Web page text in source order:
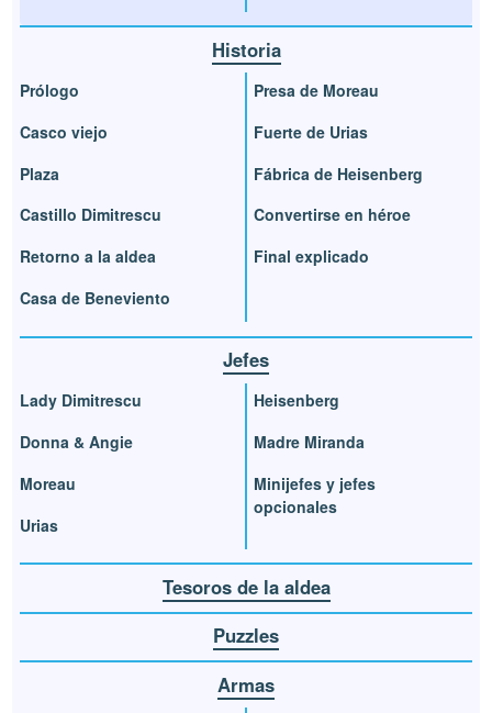
Historia
Prólogo
Casco viejo
Plaza
Castillo Dimitrescu
Retorno a la aldea
Casa de Beneviento
Presa de Moreau
Fuerte de Urias
Fábrica de Heisenberg
Convertirse en héroe
Final explicado
Jefes
Lady Dimitrescu
Donna & Angie
Moreau
Urias
Heisenberg
Madre Miranda
Minijefes y jefes
opcionales
Tesoros de la aldea
Puzzles
Armas